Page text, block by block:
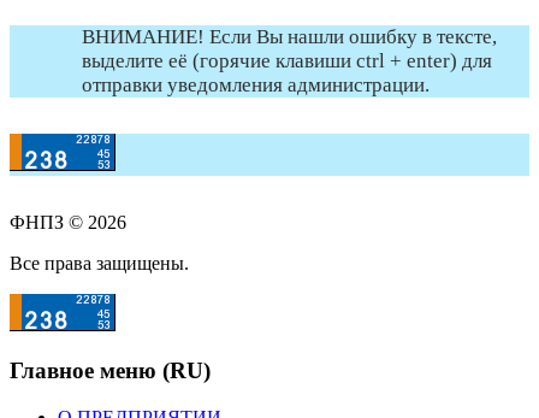
ВНИМАНИЕ! Если Вы нашли ошибку в тексте,
выделите её (горячие клавиши ctrl + enter) для
отправки уведомления администрации.
ФНПЗ © 2026
Все права защищены.
Главное меню (RU)